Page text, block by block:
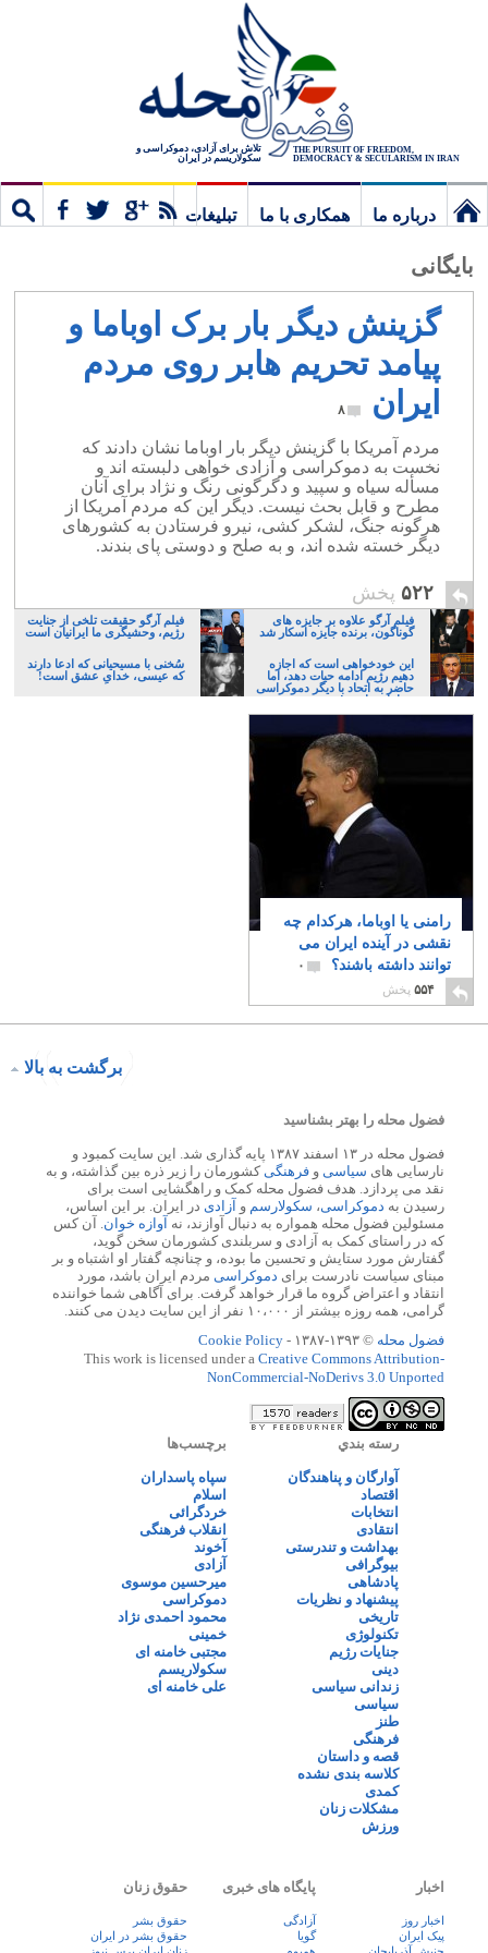
THE PURSUIT OF FREEDOM,
DEMOCRACY & SECULARISM IN IRAN
تلاش برای آزادی، دموکراسی و
سکولاریسم در ایران
درباره ما همکاری با ما
تبلیغات
بایگانی
گزینش دیگر بار برک اوباما و
پیامد تحریم هابر روی مردم
ایران
۸
مردم آمریکا با گزینش دیگر بار اوباما نشان دادند که
نخست به دموکراسی و آزادی خواهی دلبسته اند و
مسأله سیاه و سپید و دگرگونی رنگ و نژاد برای آنان
مطرح و قابل بحث نیست. دیگر این که مردم آمریکا از
هرگونه جنگ، لشکر کشی، نیرو فرستادن به کشورهای
دیگر خسته شده اند، و به صلح و دوستی پای بندند.
۵۲۲ پخش
فیلم آرگو علاوه بر جایزه های
گوناگون، برنده جایزه اسکار شد
فیلم آرگو حقیقت تلخی از جنایت
رژیم، وحشیگری ما ایرانیان است
این خودخواهی است که اجازه
دهیم رژیم ادامه حیات دهد، اما
حاضر به اتحاد با دیگر دموکراسی
خواهان نباشیم!
سُخنی با مسیحیانی که ادعا دارند
که عیسی، خدایِ عشق است!
رامنی یا اوباما، هرکدام چه
نقشی در آینده ایران می
توانند داشته باشند؟
۰
۵۵۴ پخش
برگشت به بالا
فضول محله را بهتر بشناسید
فضول محله در ۱۳ اسفند ۱۳۸۷ پایه گذاری شد. این سایت کمبود و
نارسایی های سیاسی و فرهنگیکشورمان را زیر ذره بین گذاشته، و به
نقد می پردازد. هدف فضول محله کمک و راهگشایی است برای
رسیدن به دموکراسی، سکولارسم و آزادی در ایران. بر این اساس،
مسئولین فضول محله همواره به دنبال آوازند، نه آوازه خوان. آن کس
که در راستای کمک به آزادی و سربلندی کشورمان سخن گوید،
گفتارش مورد ستایش و تحسین ما بوده، و چنانچه گفتار او اشتباه و بر
مبنای سیاست نادرست برای دموکراسی مردم ایران باشد، مورد
انتقاد و اعتراض گروه ما قرار خواهد گرفت. برای آگاهی شما خواننده
گرامی، همه روزه بیشتر از ۱۰،۰۰۰ نفر از این سایت دیدن می کنند.
فضول محله © ۱۳۹۳-۱۳۸۷ -
Cookie Policy
This work is licensed under a Creative Commons Attribution-
NonCommercial-NoDerivs 3.0 Unported
رسته بندي
آوارگان و پناهندگان
اقتصاد
انتخابات
انتقادی
بهداشت و تندرستی
بیوگرافی
پادشاهی
پیشنهاد و نظریات
تاریخی
تکنولوژی
جنایات رژیم
دینی
زندانی سیاسی
سیاسی
طنز
فرهنگی
قصه و داستان
کلاسه بندی نشده
کمدی
مشکلات زنان
ورزش
برچسب‌ها
سپاه پاسداران
اسلام
خردگرائی
انقلاب فرهنگی
آخوند
آزادی
میرحسین موسوی
دموکراسی
محمود احمدی نژاد
خمینی
مجتبی خامنه ای
سکولاریسم
علی خامنه ای
اخبار
اخبار روز
پيک ايران
پایگاه های خبری
آزادگی
گویا
حقوق زنان
حقوق بشر
حقوق بشر در ایران